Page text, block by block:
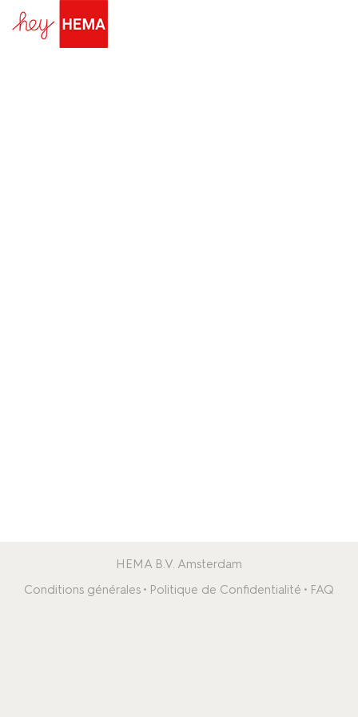
HEMA B.V. Amsterdam
Conditions générales
Politique de Confidentialité FAQ